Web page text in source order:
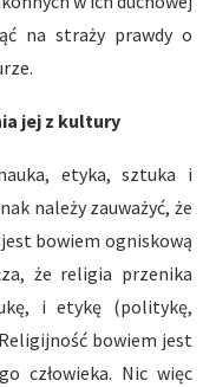
na straży prawdy o
jej z kultury
etyka, sztuka i
należy zauważyć, że
bowiem ogniskową
że religia przenika
i etykę (politykę,
bowiem jest
człowieka. Nic więc